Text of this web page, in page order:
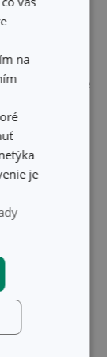
našim
nároky nás
roku 2025 sme
má
všetci
možný.
na
je